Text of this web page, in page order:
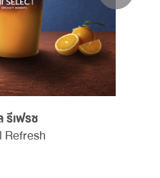
รีเฟรช